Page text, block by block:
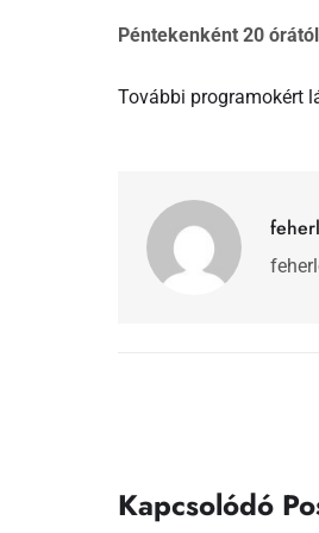
Péntekenként 20 órától
További programokért
Kapcsolódó